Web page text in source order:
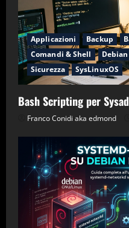
Applicazioni Backup
Comandi & Shell
Debian
Sicurezza
SysLinuxOS
Bash Scripting per
Franco Conidi aka edmond